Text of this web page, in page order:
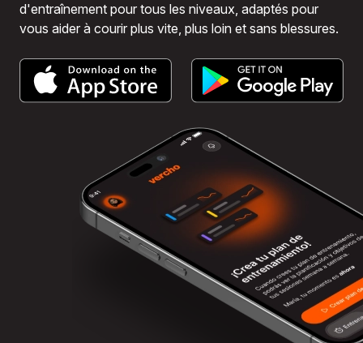
d'entraînement pour tous les niveaux, adaptés pour
vous aider à courir plus vite, plus loin et sans blessures.